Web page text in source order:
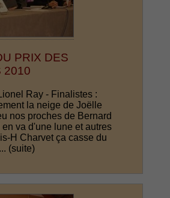
PRIX DES
2010
Ray - Finalistes :
la neige de Joëlle
nos proches de Bernard
va d'une lune et autres
H Charvet ça casse du
(suite)